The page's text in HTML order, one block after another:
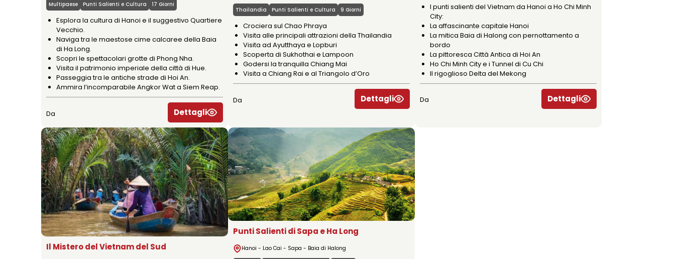
Multipaese
Punti Salienti e Cultura 17 Giorni
Esplora la cultura di Hanoi e il suggestivo Quartiere
Vecchio.
Naviga tra le maestose cime calcaree della Baia
di Ha Long.
Scopri le spettacolari grotte di Phong Nha.
Visita il patrimonio imperiale della città di Hue.
Passeggia tra le antiche strade di Hoi An.
Ammira l’incomparabile Angkor Wat a Siem Reap.
Da Dettagli
Thailandia Punti Salienti e Cultura 9 Giorni
Crociera sul Chao Phraya
Visita alle principali attrazioni della Thailandia
Visita ad Ayutthaya e Lopburi
Scoperta di Sukhothai e Lampoon
Godersi la tranquilla Chiang Mai
Visita a Chiang Rai e al Triangolo d’Oro
Da Dettagli
I punti salienti del Vietnam da Hanoi a Ho Chi Minh
City:
La affascinante capitale Hanoi
La mitica Baia di Halong con pernottamento a
bordo
La pittoresca Città Antica di Hoi An
Ho Chi Minh City e i Tunnel di Cu Chi
Il rigoglioso Delta del Mekong
Da Dettagli
Il Mistero del Vietnam del Sud
Punti Salienti di Sapa e Ha Long
Hanoi - Lao Cai - Sapa - Baia di Halong